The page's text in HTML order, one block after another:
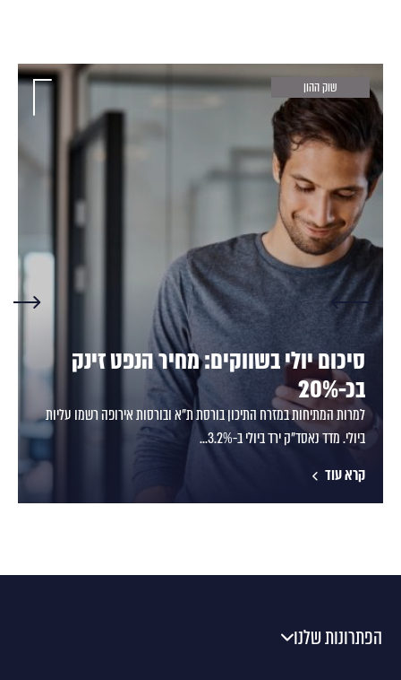
שוק ההון
סיכום יולי בשווקים: מחיר הנפט זינק
בכ-20%
למרות המתיחות במזרח התיכון בורסת ת"א ובורסות אירופה רשמו עליות
ביולי. מדד נאסד"ק ירד ביולי ב-3.2%...
קרא עוד
הפתרונות שלנו